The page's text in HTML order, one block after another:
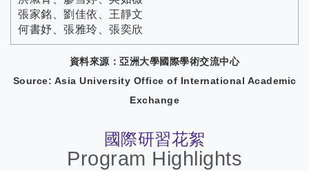
張家銘、劉佳依、王靜文
何書妤、張雅玲、張奕欣
資料來源：亞洲大學國際學術交流中心
Source: Asia University Office of International Academic
Exchange
國際研習花絮
Program Highlights